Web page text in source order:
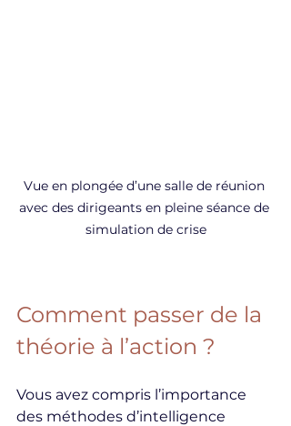
Vue en plongée d’une salle de réunion
avec des dirigeants en pleine séance de
simulation de crise
Comment passer de la
théorie à l’action ?
Vous avez compris l’importance
des méthodes d’intelligence